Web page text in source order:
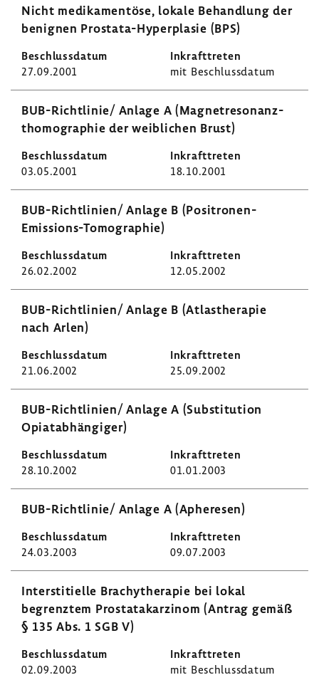
Nicht medi­ka­men­töse, lokale Behand­lung der
benignen Prostata-​Hyperplasie (BPS)
27.09.2001 mit Beschluss­datum
BUB-​Richtlinie/ Anlage A (Magnet­re­so­nanz­
tho­mo­gra­phie der weib­li­chen Brust)
03.05.2001 18.10.2001
BUB-​Richtlinien/ Anlage B (Positronen-​
Emissions-Tomographie)
26.02.2002 12.05.2002
BUB-​Richtlinien/ Anlage B (Atlas­the­rapie
nach Arlen)
21.06.2002 25.09.2002
BUB-​Richtlinien/ Anlage A (Substi­tu­tion
Opiat­ab­hän­giger)
28.10.2002 01.01.2003
BUB-​Richtlinie/ Anlage A (Aphe­resen)
24.03.2003 09.07.2003
Inter­s­ti­ti­elle Brachy­the­rapie bei lokal
begrenztem Prostata­kar­zinom (Antrag gemäß
§ 135 Abs. 1 SGB V)
02.09.2003 mit Beschluss­datum